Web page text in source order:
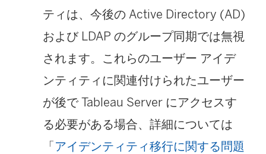
ティは、今後の Active Directory (AD)
および LDAP のグループ同期では無視
されます。これらのユーザー アイデ
ンティティに関連付けられたユーザー
が後で Tableau Server にアクセスす
る必要がある場合、詳細については
「アイデンティティ移行に関する問題